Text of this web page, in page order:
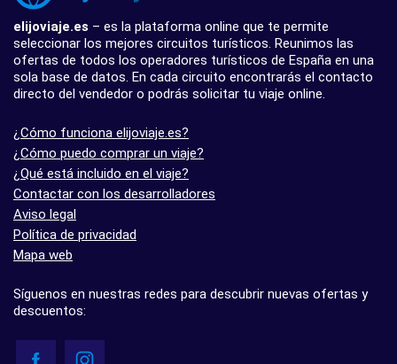
elijoviaje.es – es la plataforma online que te permite
seleccionar los mejores circuitos turísticos. Reunimos las
ofertas de todos los operadores turísticos de España en una
sola base de datos. En cada circuito encontrarás el contacto
directo del vendedor o podrás solicitar tu viaje online.
¿Cómo funciona elijoviaje.es?
¿Cómo puedo comprar un viaje?
¿Qué está incluido en el viaje?
Contactar con los desarrolladores
Aviso legal
Política de privacidad
Mapa web
Síguenos en nuestras redes para descubrir nuevas ofertas y
descuentos: